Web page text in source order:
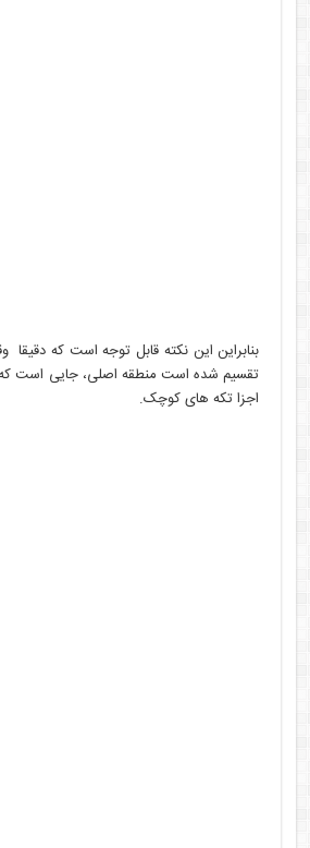
بنابراین این نکته قابل توجه است که
تقسیم شده است منطقه اصلی، جایی است که
اجزا تکه های کوچک.